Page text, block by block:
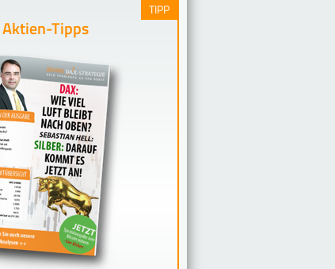
TIPP
Tipps